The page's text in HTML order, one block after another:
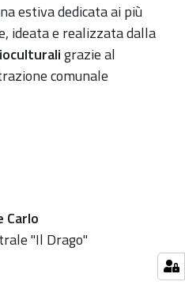
estiva dedicata ai più
ideatae realizzata dalla
grazie al
comunale
Carlo
"Il Drago"